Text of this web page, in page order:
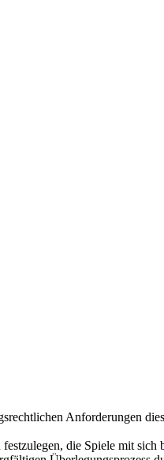
Anforderungen
die Spiele mit sich